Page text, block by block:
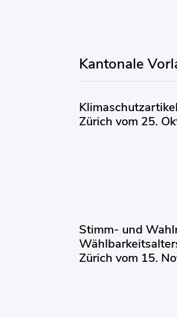
Kantonale
Zürich vom 25.
Stimm- und
Zürich vom 15.